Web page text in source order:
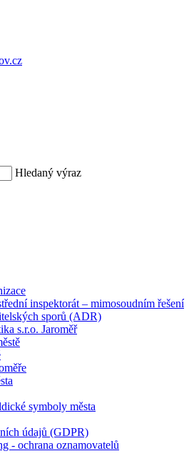
Hledaný výraz
inspektorát – mimosoudním řešení
sporů (ADR)
s.r.o. Jaroměř
symboly města
údajů (GDPR)
- ochrana oznamovatelů